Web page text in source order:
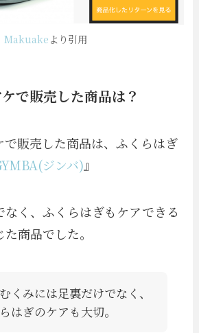
Makuake より引用
で販売した商品は？
で販売した商品は、ふくらはぎ
ジンバ)』
なく、ふくらはぎもケアできる
商品でした。
くみには足裏だけでなく、
はぎのケアも大切。